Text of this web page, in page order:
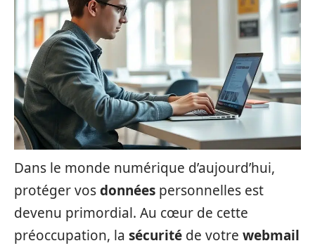
Dans le monde numérique d’aujourd’hui,
protéger vosdonnées personnelles est
devenu primordial. Au cœur de cette
préoccupation, la sécurité de votre webmail